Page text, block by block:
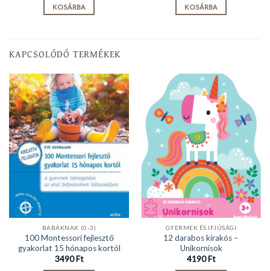
KOSÁRBA KOSÁRBA
KAPCSOLÓDÓ TERMÉKEK
BABÁKNAK (0-3)
100 Montessori fejlesztő
gyakorlat 15 hónapos kortól
3490Ft
GYERMEK ÉS IFJÚSÁGI
12 darabos kirakós –
Unikornisok
4190Ft